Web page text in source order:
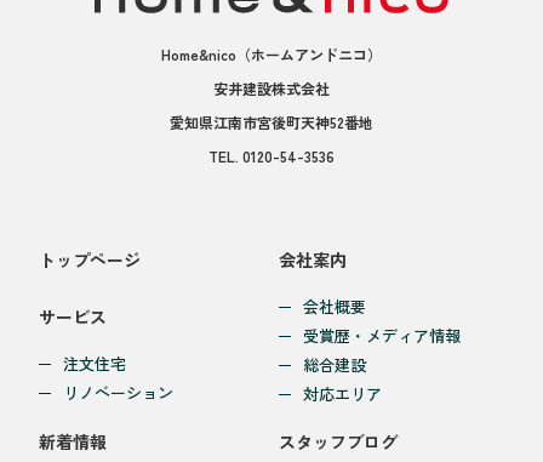
Home&nico （ホームアンドニコ）
安井建設株式会社
愛知県江南市宮後町天神52番地
TEL. 0120-54-3536
トップページ
サービス
注文住宅
リノベーション
会社案内
会社概要
受賞歴・メディア情報
総合建設
対応エリア
新着情報 スタッフブログ